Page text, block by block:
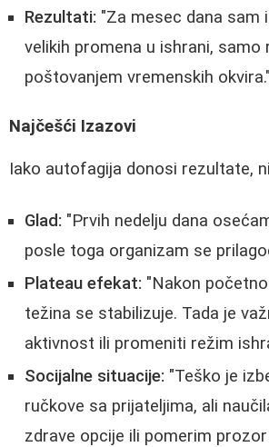
Rezultati: "Za mesec dana sam
velikih promena u ishrani, samo
poštovanjem vremenskih okvira."
Najčešći Izazovi
Iako autofagija donosi rezultate,
Glad: "Prvih nedelju dana
posle toga organizam se
Plateau efekat: "Nakon
težina se stabilizuje. Tada je
aktivnost ili promeniti režim
Socijalne situacije: "Teško je
ručkove sa prijateljima, ali
zdrave opcije ili pomerim prozor